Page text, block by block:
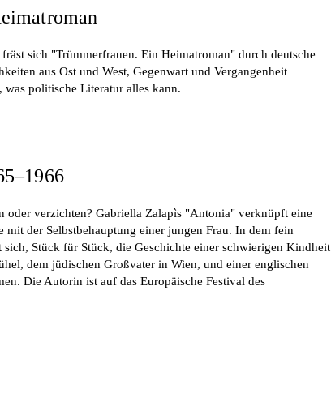
sich "Trümmerfrauen. Ein Heimatroman" durch deutsche
aus Ost und West, Gegenwart und Vergangenheit
politische Literatur alles kann.
oder verzichten? Gabriella Zalapìs "Antonia" verknüpft eine
mit der Selbstbehauptung einer jungen Frau. In dem fein
sich, Stück für Stück, die Geschichte einer schwierigen Kindheit
dem jüdischen Großvater in Wien, und einer englischen
Die Autorin ist auf das Europäische Festival des